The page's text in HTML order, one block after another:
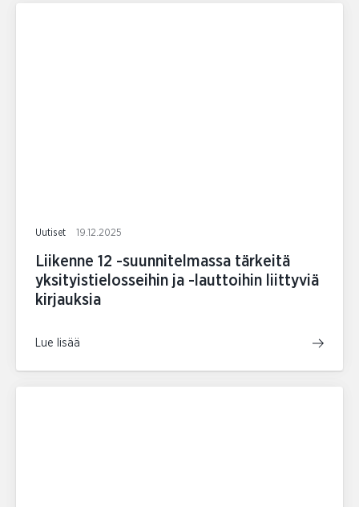
Uutiset 19.12.2025
Liikenne 12 -suunnitelmassa tärkeitä
yksityistielosseihin ja -lauttoihin liittyviä
kirjauksia
Lue lisää